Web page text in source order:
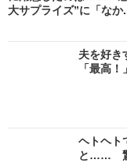
大サプライズ”に「なか
夫を好
「最高
ヘトヘト
と…… 驚